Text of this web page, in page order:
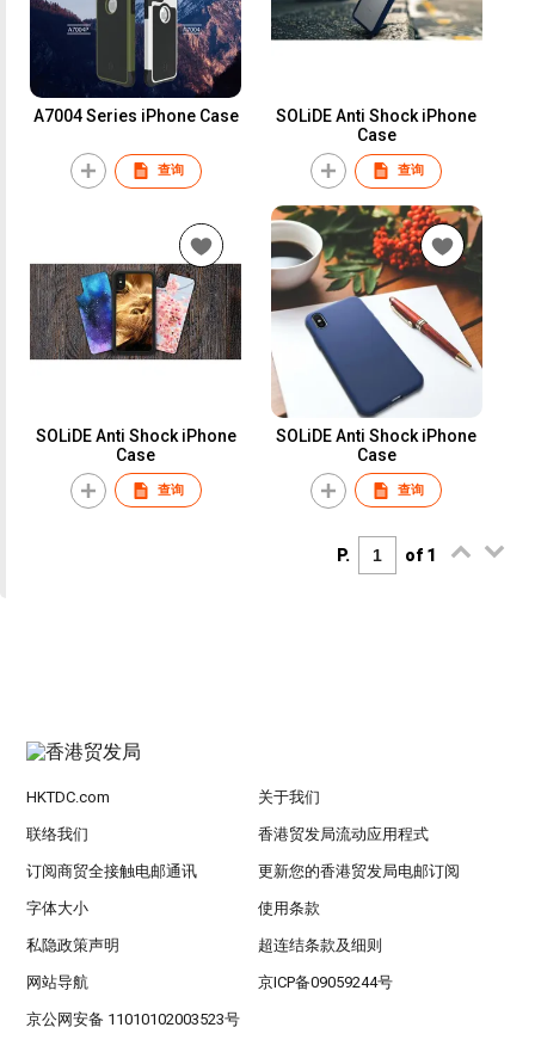
A7004 Series iPhone Case
查询
SOLiDE Anti Shock iPhone
Case
查询
SOLiDE Anti Shock iPhone
Case
查询
SOLiDE Anti Shock iPhone
Case
查询
P. of 1
HKTDC.com 关于我们
联络我们 香港贸发局流动应用程式
订阅商贸全接触电邮通讯 更新您的香港贸发局电邮订阅
字体大小 使用条款
私隐政策声明 超连结条款及细则
网站导航 京ICP备09059244号
京公网安备 11010102003523号